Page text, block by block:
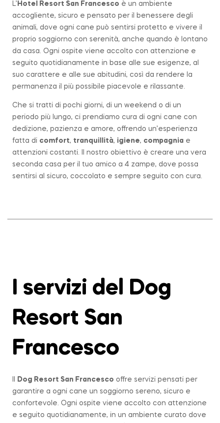
L’ Hotel Resort San Francesco è un ambiente
accogliente, sicuro e pensato per il benessere degli
animali, dove ogni cane può sentirsi protetto e vivere il
proprio soggiorno con serenità, anche quando è lontano
da casa. Ogni ospite viene accolto con attenzione e
seguito quotidianamente in base alle sue esigenze, al
suo carattere e alle sue abitudini, così da rendere la
permanenza il più possibile piacevole e rilassante.
Che si tratti di pochi giorni, di un weekend o di un
periodo più lungo, ci prendiamo cura di ogni cane con
dedizione, pazienza e amore, offrendo un’esperienza
fatta di comfort, tranquillità, igiene, compagnia e
attenzioni costanti. Il nostro obiettivo è creare una vera
seconda casa per il tuo amico a 4 zampe, dove possa
sentirsi al sicuro, coccolato e sempre seguito con cura.
I servizi del Dog
Resort San
Francesco
Dog Resort San Francesco offre servizi pensati per
garantire a ogni cane un soggiorno sereno, sicuro e
confortevole. Ogni ospite viene accolto con attenzione
e seguito quotidianamente, in un ambiente curato dove